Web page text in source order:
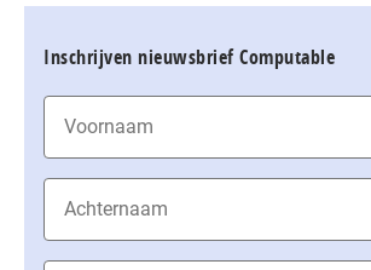
Inschrijven nieuwsbrief Computable